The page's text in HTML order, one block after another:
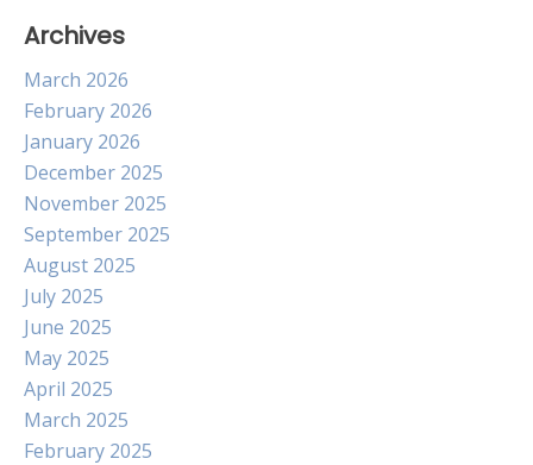
Archives
March 2026
February 2026
January 2026
December 2025
November 2025
September 2025
August 2025
July 2025
June 2025
May 2025
April 2025
March 2025
February 2025